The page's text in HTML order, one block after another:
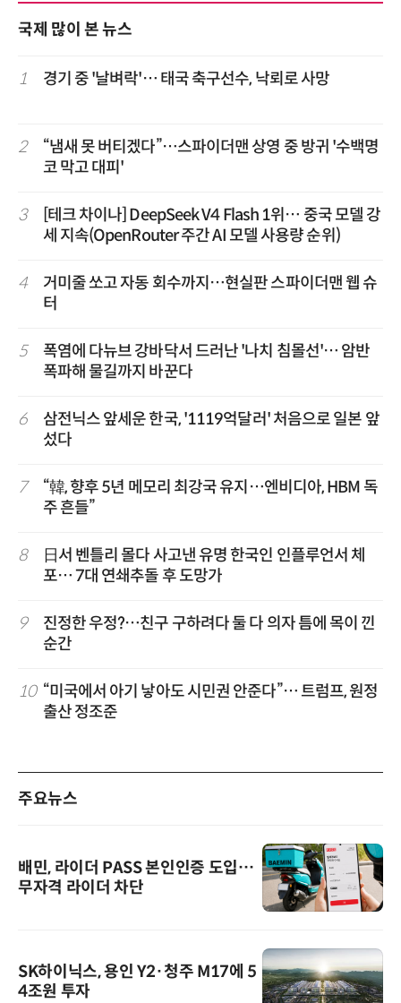
국제 많이 본 뉴스
1 경기 중 '날벼락'… 태국 축구선수, 낙뢰로 사망
2
“냄새 못 버티겠다”…스파이더맨 상영 중 방귀 '수백명
코 막고 대피'
3
[테크 차이나] DeepSeek V4 Flash 1위… 중국 모델 강
세 지속(OpenRouter 주간 AI 모델 사용량 순위)
4
거미줄 쏘고 자동 회수까지…현실판 스파이더맨 웹 슈
터
5
폭염에 다뉴브 강바닥서 드러난 '나치 침몰선'… 암반
폭파해 물길까지 바꾼다
6
삼전닉스 앞세운 한국, '1119억달러' 처음으로 일본 앞
섰다
7
“韓, 향후 5년 메모리 최강국 유지…엔비디아, HBM 독
주 흔들”
8
日서 벤틀리 몰다 사고낸 유명 한국인 인플루언서 체
포… 7대 연쇄추돌 후 도망가
9
진정한 우정?…친구 구하려다 둘 다 의자 틈에 목이 낀
순간
10 “미국에서 아기 낳아도 시민권 안준다”… 트럼프, 원정
출산 정조준
주요뉴스
배민, 라이더 PASS 본인인증 도입…
무자격 라이더 차단
SK하이닉스, 용인 Y2·청주 M17에 5
4조원 투자